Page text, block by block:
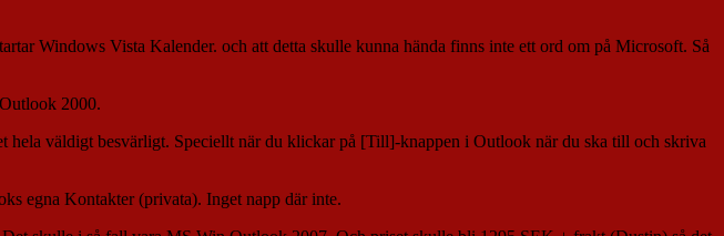
Windows Vista Kalender. och att detta skulle kunna hända finns inte ett ord om på Microsoft. Så
2000.
väldigt besvärligt. Speciellt när du klickar på [Till]-knappen i Outlook när du ska till och skriva
egna Kontakter (privata). Inget napp där inte.